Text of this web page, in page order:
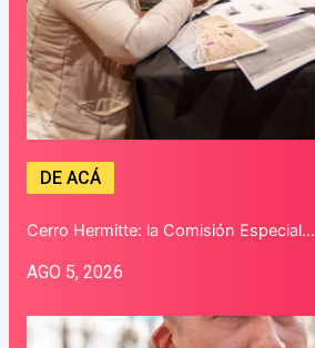
DE ACÁ
Cerro Hermitte: la Comisión Especial…
AGO 5, 2026